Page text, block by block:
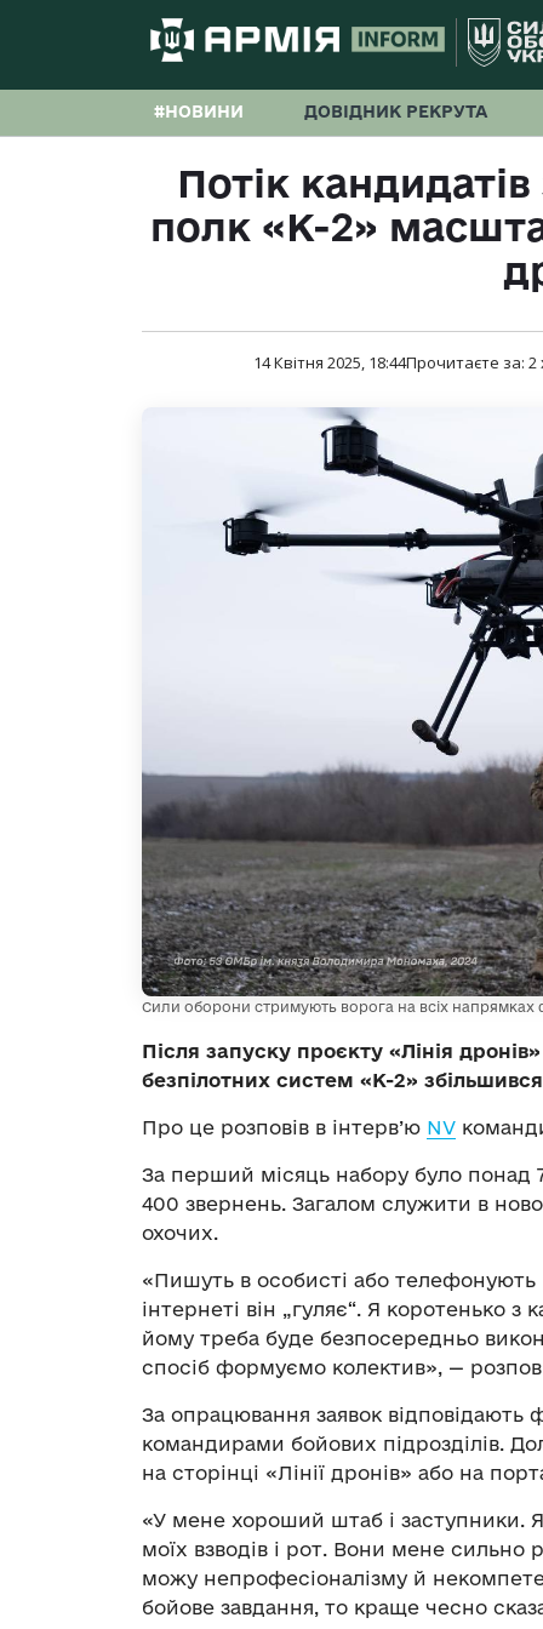
#НОВИНИ ДОВІДНИК РЕКРУТА
Потік
полк «К-2»
14 Квітня 2025, 18:44Прочитаєте за: 2
Сили оборони стримують ворога на всіх напрямках
Після запуску проєкту «Лінія
безпілотних систем «К-2»
Про це розповів в інтерв’ю NV
За перший місяць набору було понад
400 звернень. Загалом служити в
охочих.
«Пишуть в особисті або
інтернеті він „гуляє“. Я коротенько
йому треба буде безпосередньо
спосіб формуємо колектив», —
За опрацювання заявок відповідають
командирами бойових підрозділів.
на сторінці «Лінії дронів» або на
«У мене хороший штаб і заступники.
моїх взводів і рот. Вони мене
можу непрофесіоналізму й
бойове завдання, то краще чесно